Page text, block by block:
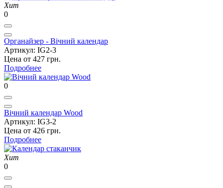
Хит
0
Органайзер - Вічний календар
Артикул: IG2-3
Цена от 427 грн.
Подробнее
0
Вічний календар Wood
Артикул: IG3-2
Цена от 426 грн.
Подробнее
Хит
0